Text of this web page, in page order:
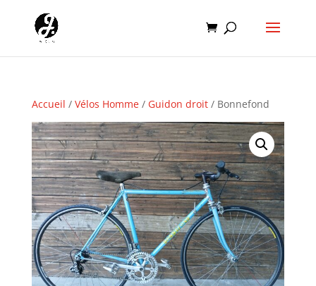
Accueil / Vélos Homme/ Guidon droit/ Bonnefond